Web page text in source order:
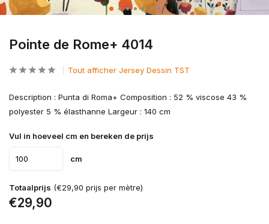
Pointe de Rome+ 4014
Tout afficher Jersey Dessin TST
Description : Punta di Roma+ Composition : 52 % viscose 43 %
polyester 5 % élasthanne Largeur : 140 cm
Vul in hoeveel cm en bereken de prijs
cm
Totaalprijs (€29,90 prijs per mètre)
€29,90